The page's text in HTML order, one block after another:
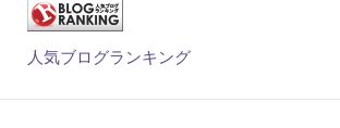
人気ブログランキング